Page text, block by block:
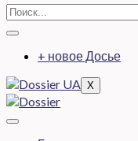
+ новое Досье
X